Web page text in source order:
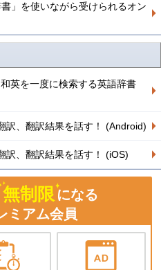
」を使いながら受けられるオン
英を一度に検索する英語辞書
訳、翻訳結果を話す！ (Android)
訳、翻訳結果を話す！ (iOS)
無制限になる
ミアム会員